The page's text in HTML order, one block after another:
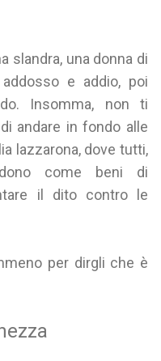
slandra, una donna di
e addio, poi
Insomma, non ti
andare in fondo alle
lazzarona, dove tutti,
come beni di
il dito contro le
per dirgli che è